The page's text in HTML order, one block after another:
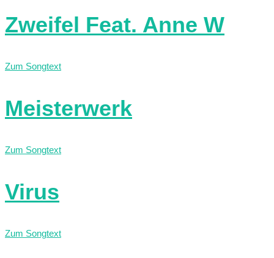
Zweifel Feat. Anne W
Zum Songtext
Meisterwerk
Zum Songtext
Virus
Zum Songtext